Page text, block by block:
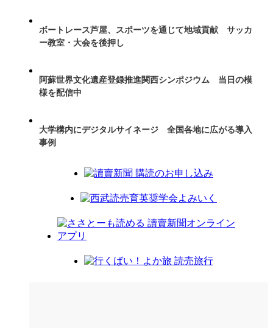
ボートレース芦屋、スポーツを通じて地域貢献 サッカ
ー教室・大会を後押し
阿蘇世界文化遺産登録推進関西シンポジウム 当日の模
様を配信中
大学構内にデジタルサイネージ 全国各地に広がる導入
事例